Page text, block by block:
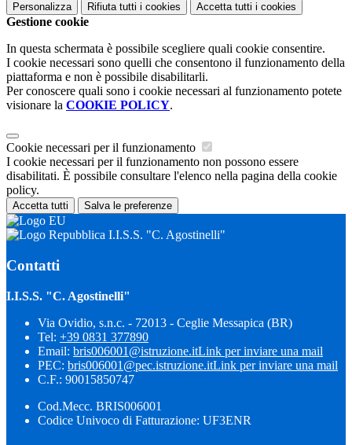
Personalizza Rifiuta tutti i cookies Accetta tutti i cookies
Gestione cookie
In questa schermata è possibile scegliere quali cookie consentire.
I cookie necessari sono quelli che consentono il funzionamento della
piattaforma e non è possibile disabilitarli.
Per conoscere quali sono i cookie necessari al funzionamento potete
visionare la COOKIE POLICY.
Cookie necessari per il funzionamento
I cookie necessari per il funzionamento non possono essere
disabilitati. È possibile consultare l'elenco nella pagina della cookie
policy.
Accetta tutti Salva le preferenze
I.I.S.S. "C. Agostinelli"
Contatti
I.I.S.S. "C. Agostinelli"
Via Ovidio, s.n.c. - 72013 - Ceglie Messapica (BR)
Tel: +39 0831 377890
Email: bris006001@istruzione.itLink per inviare una mail
PEC: bris006001@pec.istruzione.itLink per inviare una mail
C.F.: 90015850747
Cod.Mecc. BRIS006001
Codice Univoco di Fatturazione: UF3ENR